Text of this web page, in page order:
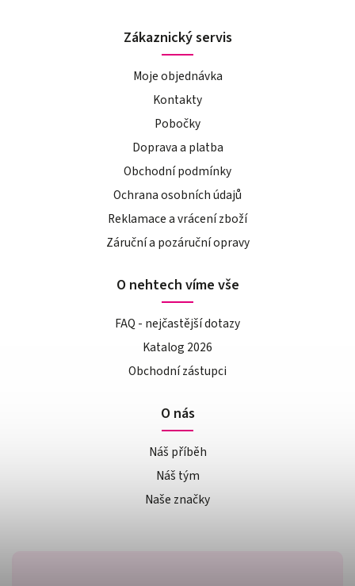
Zákaznický servis
Moje objednávka
Kontakty
Pobočky
Doprava a platba
Obchodní podmínky
Ochrana osobních údajů
Reklamace a vrácení zboží
Záruční a pozáruční opravy
O nehtech víme vše
FAQ - nejčastější dotazy
Katalog 2026
Obchodní zástupci
O nás
Náš příběh
Náš tým
Naše značky